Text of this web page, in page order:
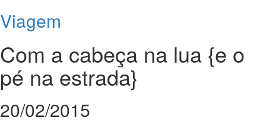
Viagem
Com a cabeça na lua {e o
pé na estrada}
20/02/2015